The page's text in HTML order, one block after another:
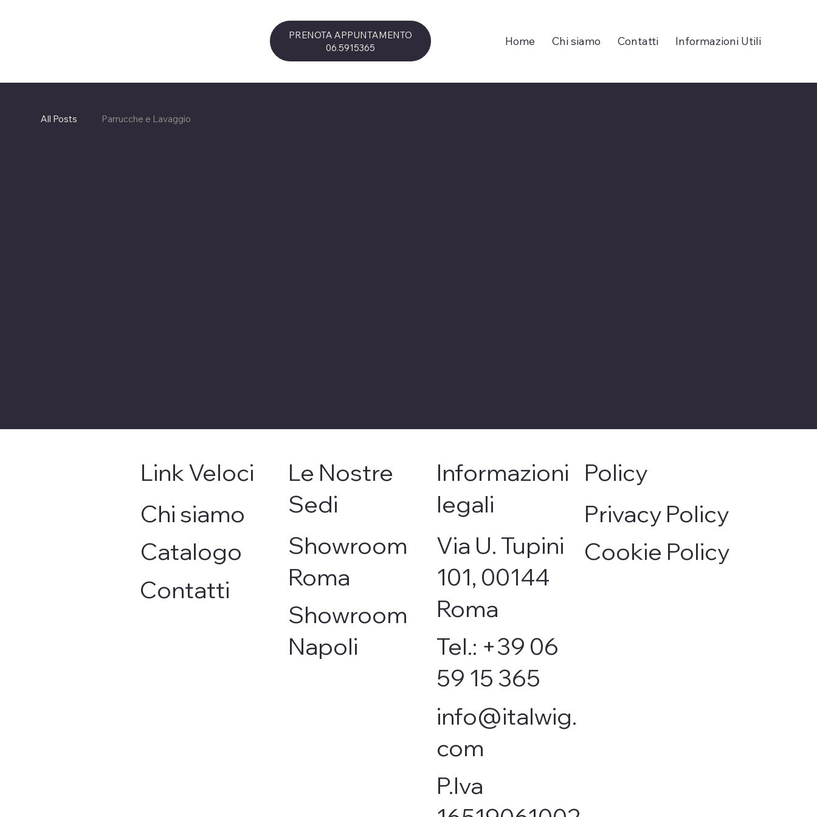
PRENOTA APPUNTAMENTO
06.5915365
Home Chi siamo Contatti Informazioni Utili
All Posts Parrucche e Lavaggio
Link Veloci
Chi siamo
Catalogo
Contatti
Le Nostre
Sedi
Showroom
Roma
Showroom
Napoli
Informazioni
legali
Via U. Tupini
101, 00144
Roma
Tel.: +39 06
59 15 365
info@italwig.
com
P.Iva
Policy
Privacy Policy
Cookie Policy